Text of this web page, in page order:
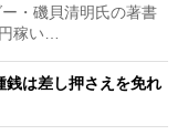
・磯貝清明氏の著書
稼い…
は差し押さえを免れ